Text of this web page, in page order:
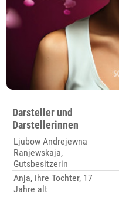
Darsteller und
Darstellerinnen
Ljubow Andrejewna
Ranjewskaja,
Gutsbesitzerin
Anja, ihre Tochter, 17
Jahre alt